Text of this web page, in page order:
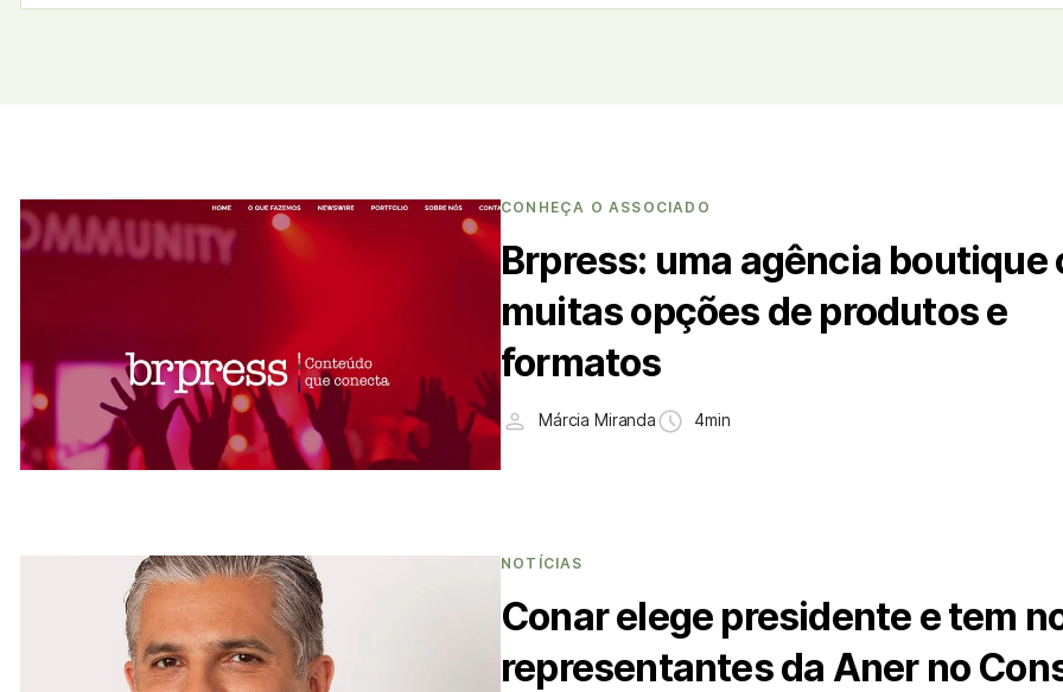
CONHEÇA O ASSOCIADO
Brpress: uma agência boutique
muitas opções de produtos e
formatos
Márcia Miranda 4min
NOTÍCIAS
Conar elege presidente e tem
representantes da Aner no